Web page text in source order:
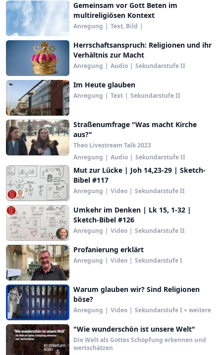
Gemeinsam vor Gott Beten im
multireligiösen Kontext
Anregung | Text, Bild |
Herrschaftsanspruch: Religionen und ihr
Verhältnis zur Macht
Anregung | Audio | Sekundarstufe II
Im Heute glauben
Anregung | Text | Sekundarstufe II
Straßenumfrage "Was macht Kirche
aus?"
Theo Livestream Talk 2023
Anregung | Audio | Sekundarstufe II
Mut zur Lücke | Joh 14,23-29 | Sketch-
Bibel #117
Anregung | Video | Sekundarstufe II
Umkehr im Denken | Lk 15, 1-32 |
Sketch-Bibel #126
Anregung | Video | Sekundarstufe II
Profanierung erklärt
Anregung | Video | Sekundarstufe I
Warum glauben wir? Sind Religionen
böse?
Anregung | Video | Sekundarstufe I + weitere
"Wie wunderschön ist unsere Welt"
Die Welt als Gottes Schöpfung erkennen und
wertschätzen